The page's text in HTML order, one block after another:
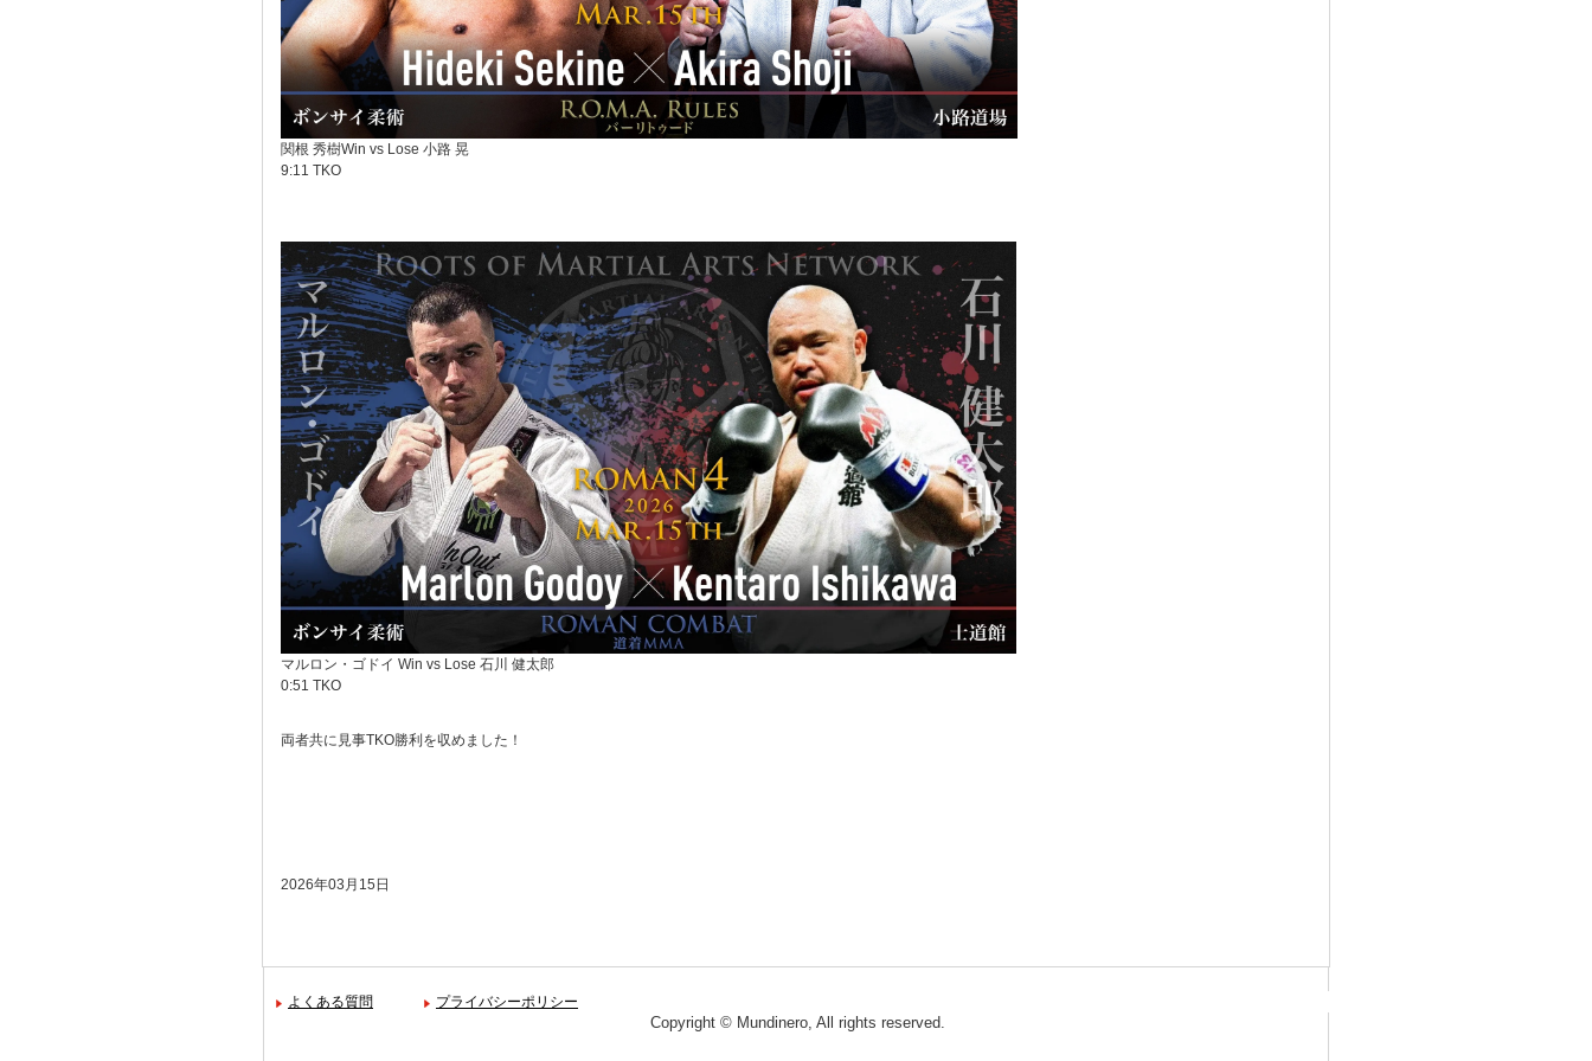
関根 秀樹Win vs Lose 小路 晃
9:11 TKO
マルロン・ゴドイ Win vs Lose 石川 健太郎
0:51 TKO
両者共に見事TKO勝利を収めました！
2026年03月15日
よくある質問 プライバシーポリシー
Copyright © Mundinero, All rights reserved.